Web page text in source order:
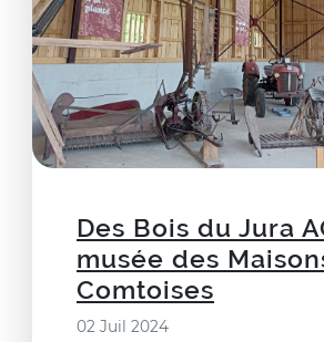
Des Bois du Jura
musée des
Comtoises
02 Juil 2024